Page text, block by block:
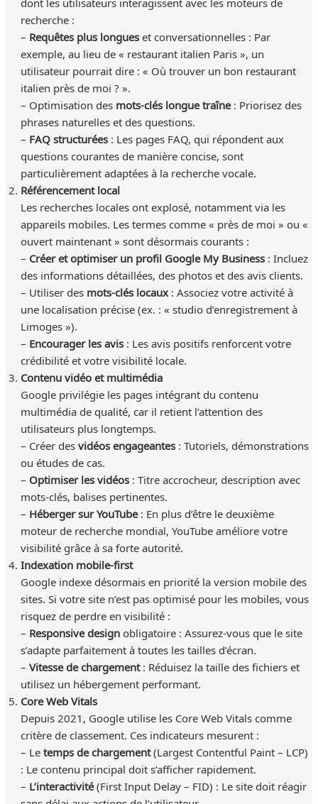
recherche :
– Requêtes plus longueset conversationnelles : Par
exemple, au lieu de « restaurant italien Paris », un
utilisateur pourrait dire : « Où trouver un bon restaurant
italien près de moi ? ».
– Optimisation desmots-clés longue traîne: Priorisez des
phrases naturelles et des questions.
– FAQ structurées: Les pages FAQ, qui répondent aux
questions courantes de manière concise, sont
particulièrement adaptées à la recherche vocale.
Référencement local
Les recherches locales ont explosé, notamment via les
appareils mobiles. Les termes comme « près de moi » ou «
ouvert maintenant » sont désormais courants :
– Créer et optimiser un profil Google My Business: Incluez
des informations détaillées, des photos et des avis clients.
– Utiliser desmots-clés locaux: Associez votre activité à
une localisation précise (ex. : « studio d’enregistrement à
Limoges »).
– Encourager les avis: Les avis positifs renforcent votre
crédibilité et votre visibilité locale.
Contenu vidéo et multimédia
Google privilégie les pages intégrant du contenu
multimédia de qualité, car il retient l’attention des
utilisateurs plus longtemps.
– Créer desvidéos engageantes: Tutoriels, démonstrations
ou études de cas.
– Optimiser les vidéos: Titre accrocheur, description avec
mots-clés, balises pertinentes.
– Héberger sur YouTube: En plus d’être le deuxième
moteur de recherche mondial, YouTube améliore votre
visibilité grâce à sa forte autorité.
Indexation mobile-first
Google indexe désormais en priorité la version mobile des
sites. Si votre site n’est pas optimisé pour les mobiles, vous
risquez de perdre en visibilité :
– Responsive designobligatoire : Assurez-vous que le site
s’adapte parfaitement à toutes les tailles d’écran.
–Vitesse de chargement: Réduisez la taille des fichiers et
utilisez un hébergement performant.
Core Web Vitals
Depuis 2021, Google utilise les Core Web Vitals comme
critère de classement. Ces indicateurs mesurent :
– Letemps de chargement(Largest Contentful Paint – LCP)
: Le contenu principal doit s’afficher rapidement.
– L’interactivité(First Input Delay – FID) : Le site doit réagir